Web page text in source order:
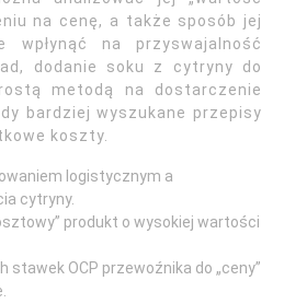
na cenę, a także sposób jej
wpłynąć na przyswajalność
dodanie soku z cytryny do
metodą na dostarczenie
bardziej wyszukane przepisy
koszty.
logistycznym a
cytryny.
produkt o wysokiej wartości
stawek OCP przewoźnika do „ceny”